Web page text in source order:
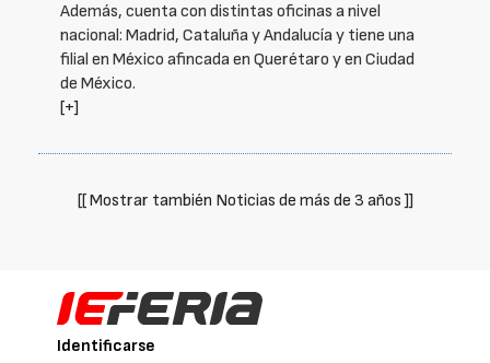
Además, cuenta con distintas oficinas a nivel
nacional: Madrid, Cataluña y Andalucía y tiene una
filial en México afincada en Querétaro y en Ciudad
de México.
[+]
[[ Mostrar también Noticias de más de 3 años ]]
Identificarse